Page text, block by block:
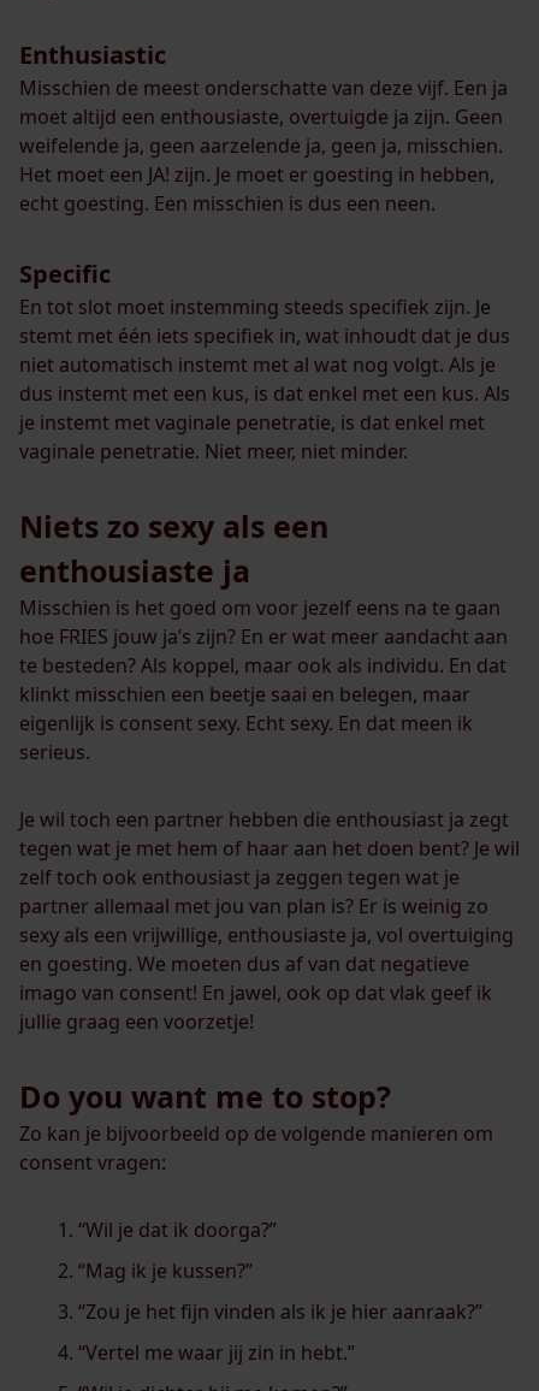
Enthusiastic
Misschien de meest onderschatte van deze vijf. Een ja
moet altijd een enthousiaste, overtuigde ja zijn. Geen
weifelende ja, geen aarzelende ja, geen ja, misschien.
Het moet een JA! zijn. Je moet er goesting in hebben,
echt goesting. Een misschien is dus een neen.
Specific
En tot slot moet instemming steeds specifiek zijn. Je
stemt met één iets specifiek in, wat inhoudt dat je dus
niet automatisch instemt met al wat nog volgt. Als je
dus instemt met een kus, is dat enkel met een kus. Als
je instemt met vaginale penetratie, is dat enkel met
vaginale penetratie. Niet meer, niet minder.
Niets zo sexy als een
enthousiaste ja
Misschien is het goed om voor jezelf eens na te gaan
hoe FRIES jouw ja’s zijn? En er wat meer aandacht aan
te besteden? Als koppel, maar ook als individu. En dat
klinkt misschien een beetje saai en belegen, maar
eigenlijk is consent sexy. Echt sexy. En dat meen ik
serieus.
Je wil toch een partner hebben die enthousiast ja zegt
tegen wat je met hem of haar aan het doen bent? Je wil
zelf toch ook enthousiast ja zeggen tegen wat je
partner allemaal met jou van plan is? Er is weinig zo
sexy als een vrijwillige, enthousiaste ja, vol overtuiging
en goesting. We moeten dus af van dat negatieve
imago van consent! En jawel, ook op dat vlak geef ik
jullie graag een voorzetje!
Do you want me to stop?
Zo kan je bijvoorbeeld op de volgende manieren om
consent vragen:
“Wil je dat ik doorga?”
“Mag ik je kussen?”
“Zou je het fijn vinden als ik je hier aanraak?”
“Vertel me waar jij zin in hebt.”